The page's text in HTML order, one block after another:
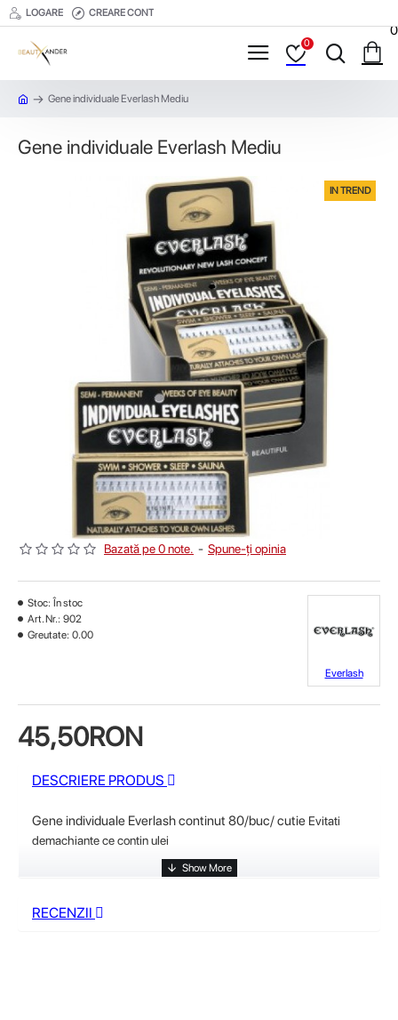
LOGARE CREARE CONT
0
0
Gene individuale Everlash Mediu
Gene individuale Everlash Mediu
IN TREND
Bazată pe 0 note. - Spune-ţi opinia
45,50RON
Stoc: În stoc
Art. Nr.: 902
Greutate: 0.00
Everlash
DESCRIERE PRODUS
Gene individuale Everlash continut 80/buc/ cutie Evitati
demachiante ce contin ulei
RECENZII